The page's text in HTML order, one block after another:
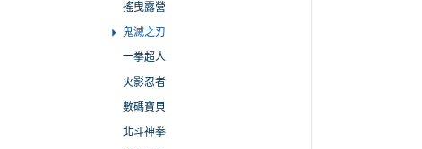
搖曳露營
鬼滅之刃
一拳超人
火影忍者
數碼寶貝
北斗神拳